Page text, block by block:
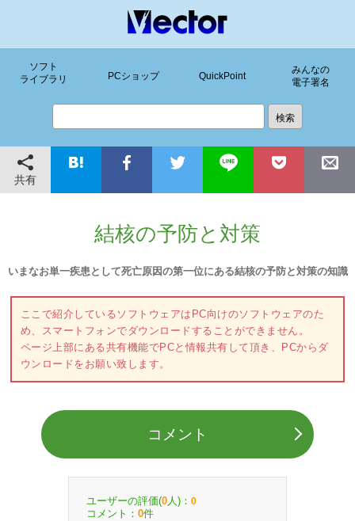
ソフト
ライブラリ
PCショップ QuickPoint
みんなの
電子署名
共有
結核の予防と対策
いまなお単一疾患として死亡原因の第一位にある結核の予防と対策の知識
ここで紹介しているソフトウェアはPC向けのソフトウェアのた
め、スマートフォンでダウンロードすることができません。
ページ上部にある共有機能でPCと情報共有して頂き、PCからダ
ウンロードをお願い致します。
コメント
ユーザーの評価(0 人)： 0
コメント： 0件